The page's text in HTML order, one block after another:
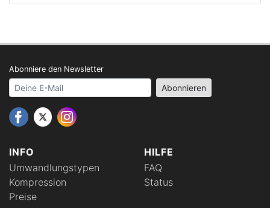
INFO
Umwandlungstypen
Kompression
Preise
HILFE
FAQ
Status
Abonniere den Newsletter
Your email address Abonnieren